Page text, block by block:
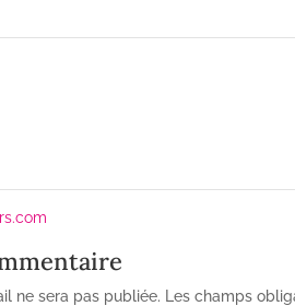
ne sera pas publiée. Les champs